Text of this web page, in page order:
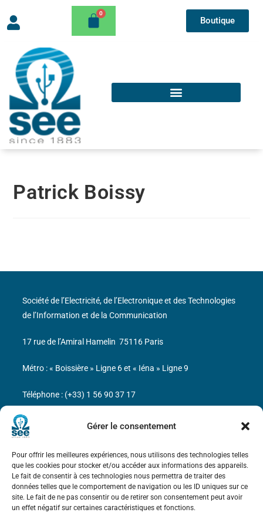
Gérer le consentement
Pour offrir les meilleures expériences, nous utilisons des technologies telles
que les cookies pour stocker et/ou accéder aux informations des appareils.
Le fait de consentir à ces technologies nous permettra de traiter des
données telles que le comportement de navigation ou les ID uniques sur ce
site. Le fait de ne pas consentir ou de retirer son consentement peut avoir
un effet négatif sur certaines caractéristiques et fonctions.
Boutique
Patrick Boissy
Bicentenaire des découvertes d’André-
Marie Ampère
Mentions légales
Société de l’Electricité, de l’Electronique et des Technologies
de l’Information et de la Communication
17 rue de l’Amiral Hamelin 75116 Paris
Métro : « Boissière » Ligne 6 et « Iéna » Ligne 9
Téléphone : (+33) 1 56 90 37 17
N° de SIREN : 785 393 232, Code APE : 9412Z TVA intra-
communautaire : FR44 785 393 232